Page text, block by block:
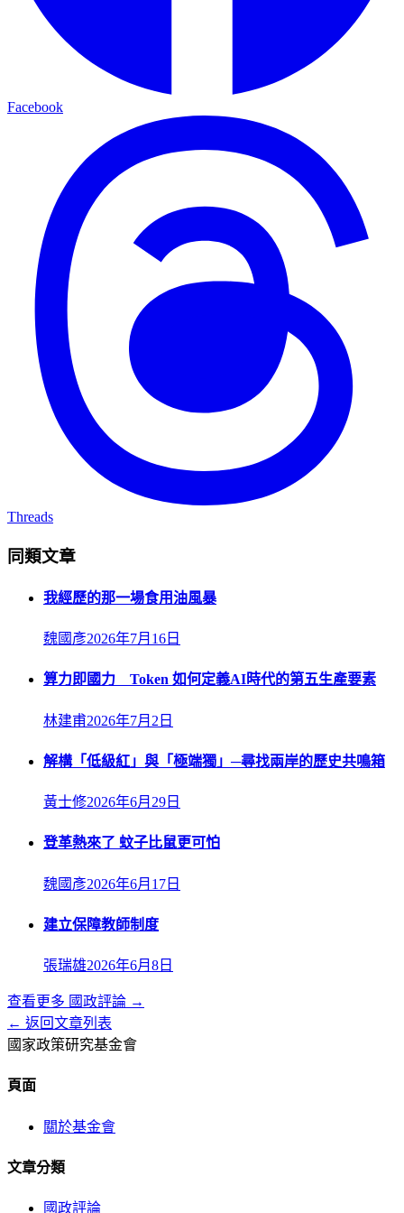
Facebook
Threads
同類文章
我經歷的那一場食用油風暴
魏國彥2026年7月16日
算力即國力 Token 如何定義AI時代的第五生產要素
林建甫2026年7月2日
解構「低級紅」與「極端獨」─尋找兩岸的歷史共鳴箱
黃士修2026年6月29日
登革熱來了 蚊子比鼠更可怕
魏國彥2026年6月17日
建立保障教師制度
張瑞雄2026年6月8日
查看更多 國政評論 →
← 返回文章列表
國家政策研究基金會
頁面
關於基金會
文章分類
國政評論